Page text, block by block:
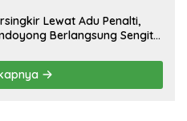
Lewat Adu Penalti,
Berlangsung Sengit